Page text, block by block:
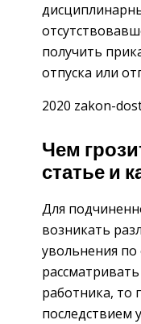
получить
отпуска или
2020 zakon-
Чем
статье и
Для
возникать
увольнения по
работника, то
последствием